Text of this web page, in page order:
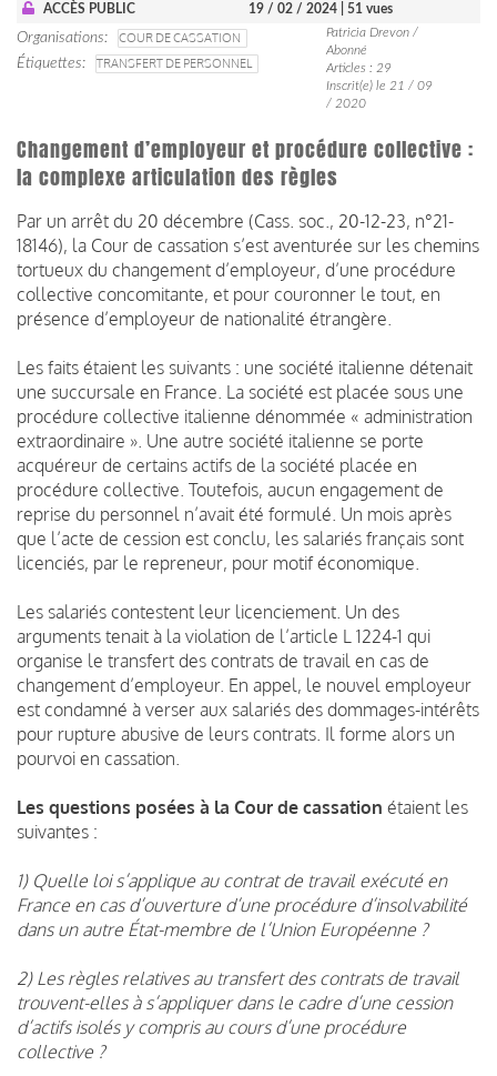
ACCÈS PUBLIC 19 / 02 / 2024 | 51 vues
Organisations
COUR DE CASSATION
Étiquettes
TRANSFERT DE PERSONNEL
Patricia Drevon /
Abonné
Articles : 29
Inscrit(e) le 21 / 09
/ 2020
Changement d’employeur et procédure collective :
la complexe articulation des règles
Par un arrêt du 20 décembre (Cass. soc., 20-12-23, n°21-
18146), la Cour de cassation s’est aventurée sur les chemins
tortueux du changement d’employeur, d’une procédure
collective concomitante, et pour couronner le tout, en
présence d’employeur de nationalité étrangère.
Les faits étaient les suivants : une société italienne détenait
une succursale en France. La société est placée sous une
procédure collective italienne dénommée « administration
extraordinaire ». Une autre société italienne se porte
acquéreur de certains actifs de la société placée en
procédure collective. Toutefois, aucun engagement de
reprise du personnel n’avait été formulé. Un mois après
que l’acte de cession est conclu, les salariés français sont
licenciés, par le repreneur, pour motif économique.
Les salariés contestent leur licenciement. Un des
arguments tenait à la violation de l’article L 1224-1 qui
organise le transfert des contrats de travail en cas de
changement d’employeur. En appel, le nouvel employeur
est condamné à verser aux salariés des dommages-intérêts
pour rupture abusive de leurs contrats. Il forme alors un
pourvoi en cassation.
Les questions posées à la Cour de cassation étaient les
suivantes :
1) Quelle loi s’applique au contrat de travail exécuté en
France en cas d’ouverture d’une procédure d’insolvabilité
dans un autre État-membre de l’Union Européenne ?
2) Les règles relatives au transfert des contrats de travail
trouvent-elles à s’appliquer dans le cadre d’une cession
d’actifs isolés y compris au cours d’une procédure
collective ?